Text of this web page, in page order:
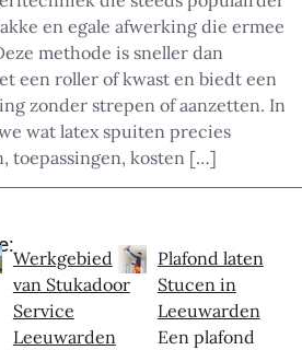
en egale afwerking die ermee
methode is sneller dan
een roller of kwast en biedt een
zonder strepen of aanzetten. In
wat latex spuiten precies
toepassingen, kosten […]
Werkgebied
van Stukadoor
Service
Leeuwarden
Plafond laten
Stucen in
Leeuwarden
Een plafond